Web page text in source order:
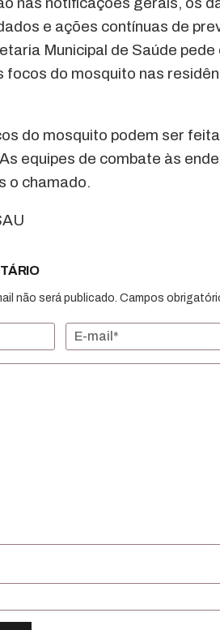
e ações contínuas de
Municipal de Saúde
focos do mosquito nas
do mosquito podem ser
equipes de combate às
o chamado.
não será publicado. Campos